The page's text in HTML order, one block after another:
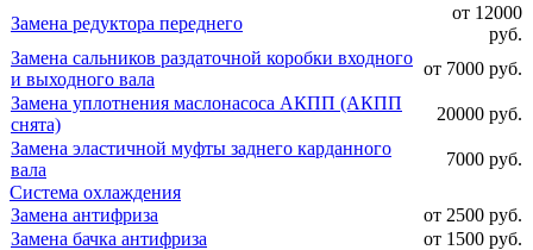
Замена редуктора переднего
от 12000
руб.
Замена сальников раздаточной коробки входного
и выходного вала
от 7000 руб.
Замена уплотнения маслонасоса АКПП (АКПП
снята)
20000 руб.
Замена эластичной муфты заднего карданного
вала
7000 руб.
Система охлаждения
Замена антифриза
от 2500 руб.
Замена бачка антифриза
от 1500 руб.